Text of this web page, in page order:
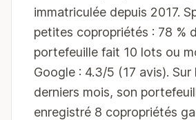
immatriculée depuis 2017.
petites copropriétés : 78 %
portefeuille fait 10 lots ou
Google : 4.3/5 (17 avis). Sur
derniers mois, son
enregistré 8 copropriétés